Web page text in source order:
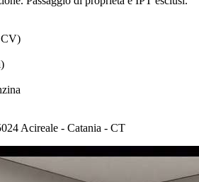
CV)
Acireale - Catania - CT